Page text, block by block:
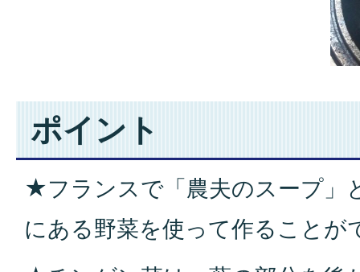
ポイント
★フランスで「農夫のスープ」
にある野菜を使って作ることが